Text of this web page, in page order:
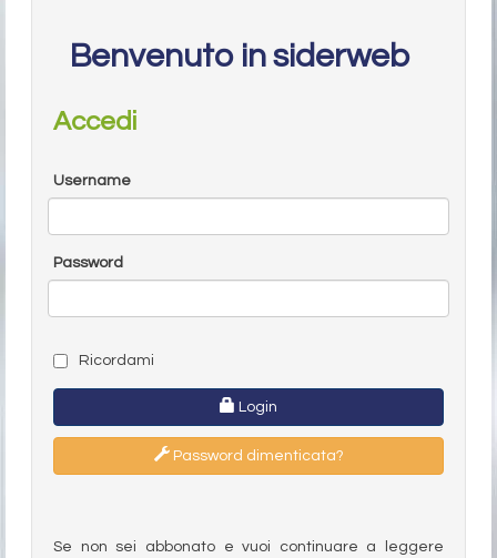
Benvenuto in siderweb
Accedi
Username
Password
Ricordami
Login
Password dimenticata?
Se non sei abbonato e vuoi continuare a leggere